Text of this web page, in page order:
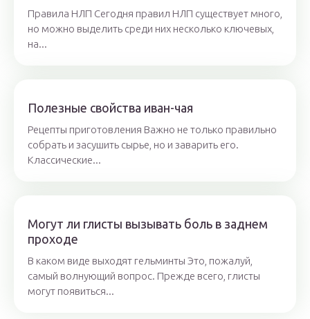
Правила НЛП Сегодня правил НЛП существует много,
но можно выделить среди них несколько ключевых,
на...
Полезные свойства иван-чая
Рецепты приготовления Важно не только правильно
собрать и засушить сырье, но и заварить его.
Классические...
Могут ли глисты вызывать боль в заднем
проходе
В каком виде выходят гельминты Это, пожалуй,
самый волнующий вопрос. Прежде всего, глисты
могут появиться...